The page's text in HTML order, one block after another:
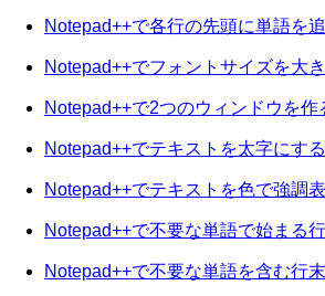
Notepad++で各行の先頭に単語を
Notepad++でフォントサイズを大
Notepad++で2つのウィンドウを作
Notepad++でテキストを太字にす
Notepad++でテキストを色で強調
Notepad++で不要な単語で始まる
Notepad++で不要な単語を含む行